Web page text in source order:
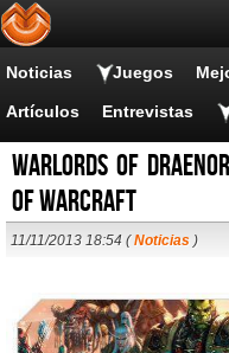
Noticias Juegos
Artículos Entrevistas
Warlords of
of Warcraft
11/11/2013 18:54 (Noticias )